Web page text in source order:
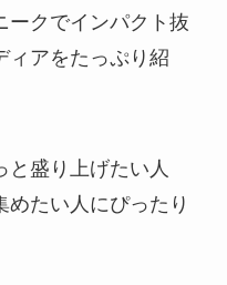
ークでインパクト抜
ィアをたっぷり紹
と盛り上げたい人
たい人にぴったり